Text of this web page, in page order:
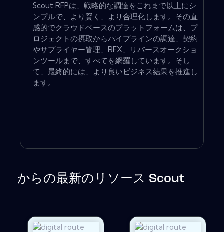
Scout RFPは、戦略的な調達をこれまで以上にシ
ンプルで、より賢く、より合理化します。その直
感的でクラウドベースのプラットフォームは、プ
ロジェクトの摂取からパイプラインの調達、契約
やサプライヤー管理、RFX、リバースオークショ
ンツールまで、すべてを網羅しています。そし
て、最終的には、より良いビジネス結果を推進し
ます。
からの最新のリソース Scout